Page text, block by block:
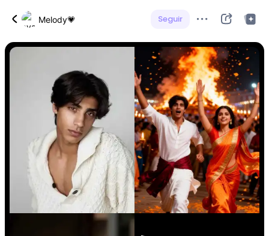
Melody💗 Seguir